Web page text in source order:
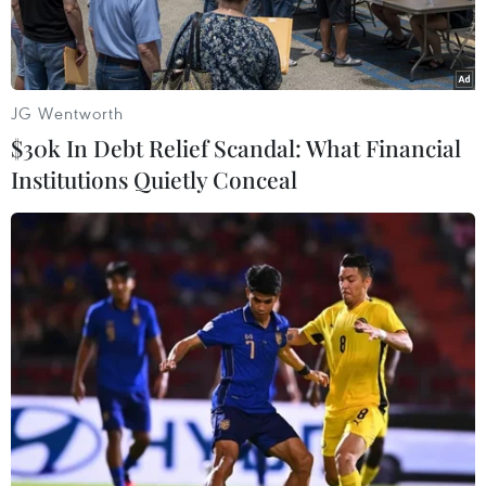
Nhà lưu niệm thời niên thiếu của Chủ tịch Hồ Chí Minh tại làng
Dương Nỗ - nơi sẽ diễn ra nhiều hoạt động của lễ hội. (Nguồn:
Bảo tàng Hồ Chí Minh/Thành phố Huế)
Tối 16/5, tại đình làng Dương Nỗ, xã Phú Dương,
thành phố Huế, Sở Văn hóa và Thể thao tỉnh
JG Wentworth
$30k In Debt Relief Scandal: What Financial
Institutions Quietly Conceal